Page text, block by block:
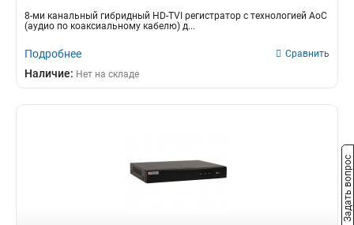
8-ми канальный гибридный HD-TVI регистратор c технологией AoC
(аудио по коаксиальному кабелю) д...
Подробнее Сравнить
Наличие: Нет на складе
Задать вопрос